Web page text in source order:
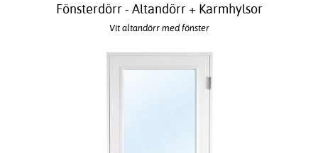
Fönsterdörr - Altandörr + Karmhylsor
Vit altandörr med fönster